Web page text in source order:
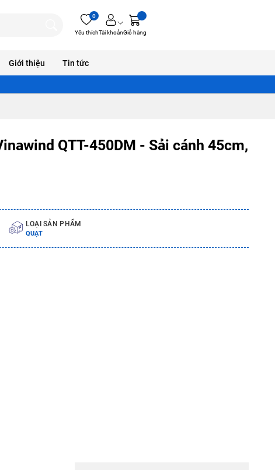
0
Yêu thíchTài khoảnGiỏ hàng
Giới thiệu Tin tức
QTT-450DM - Sải cánh 45cm,
LOẠI SẢN PHẨM
QUẠT